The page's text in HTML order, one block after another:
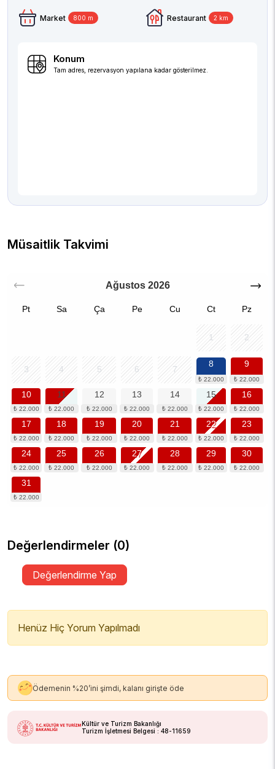
Market 800 m Restaurant 2 km
Konum
Tam adres, rezervasyon yapılana kadar gösterilmez.
Müsaitlik Takvimi
Ağustos 2026
Pt Sa Ça Pe Cu Ct Pz
1 2
3 4 5 6 7
8 9
10 11 12 13 14 15 16
17 18 19 20 21 22 23
24 25 26 27 28 29 30
31
Değerlendirmeler (0)
Değerlendirme Yap
Henüz Hiç Yorum Yapılmadı
Ödemenin %20’ini şimdi, kalanı girişte öde
Kültür ve Turizm Bakanlığı
Turizm İşletmesi Belgesi : 48-11659